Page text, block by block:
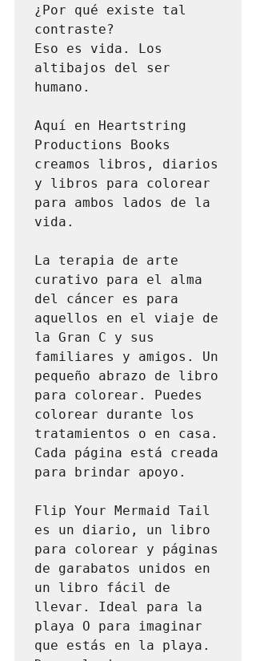
¿Por qué existe tal
contraste?
Eso es vida. Los
altibajos del ser
humano.
Aquí en Heartstring
Productions Books
creamos libros, diarios
y libros para colorear
para ambos lados de la
vida.
La terapia de arte
curativo para el alma
del cáncer es para
aquellos en el viaje de
la Gran C y sus
familiares y amigos. Un
pequeño abrazo de libro
para colorear. Puedes
colorear durante los
tratamientos o en casa.
Cada página está creada
para brindar apoyo.
Flip Your Mermaid Tail
es un diario, un libro
para colorear y páginas
de garabatos unidos en
un libro fácil de
llevar. Ideal para la
playa O para imaginar
que estás en la playa.